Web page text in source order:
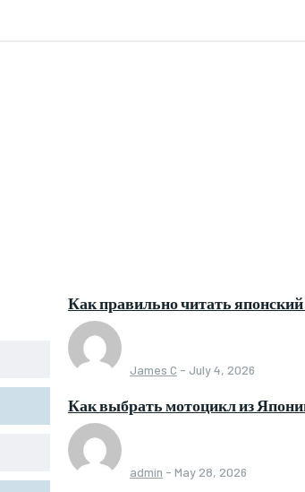
Как правильно читать
James C - July 4, 2026
Как выбрать мотоцикл из
admin - May 28, 2026